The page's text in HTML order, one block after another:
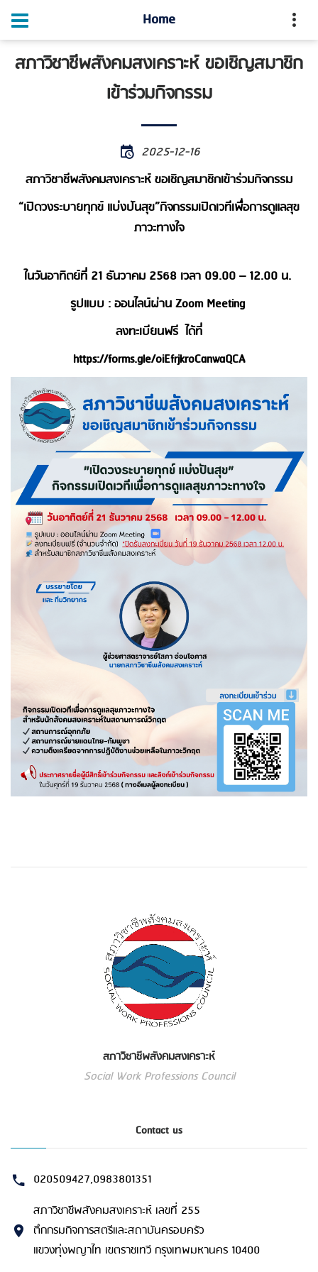
Home
สภาวิชาชีพสังคมสงเคราะห์ ขอเชิญสมาชิก
เข้าร่วมกิจกรรม
2025-12-16
สภาวิชาชีพสังคมสงเคราะห์ ขอเชิญสมาชิกเข้าร่วมกิจกรรม
“เปิดวงระบายทุกข์ แบ่งปันสุข”กิจกรรมเปิดเวทีเพื่อการดูแลสุข
ภาวะทางใจ
ในวันอาทิตย์ที่ 21 ธันวาคม 2568 เวลา 09.00 – 12.00 น.
รูปแบบ : ออนไลน์ผ่าน Zoom Meeting
ลงทะเบียนฟรี ได้ที่
https://forms.gle/oiEfrjkroCanwaQCA
สภาวิชาชีพสังคมสงเคราะห์
Social Work Professions Council
Contact us
020509427,0983801351
สภาวิชาชีพสังคมสงเคราะห์ เลขที่ 255
ตึกกรมกิจการสตรีและสถาบันครอบครัว
แขวงทุ่งพญาไท เขตราชเทวี กรุงเทพมหานคร 10400